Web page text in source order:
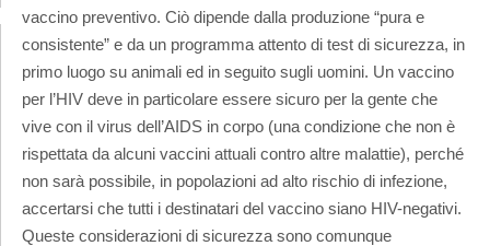
vaccino preventivo. Ciò dipende dalla produzione “pura e
consistente” e da un programma attento di test di sicurezza, in
primo luogo su animali ed in seguito sugli uomini. Un vaccino
per l’HIV deve in particolare essere sicuro per la gente che
vive con il virus dell’AIDS in corpo (una condizione che non è
rispettata da alcuni vaccini attuali contro altre malattie), perché
non sarà possibile, in popolazioni ad alto rischio di infezione,
accertarsi che tutti i destinatari del vaccino siano HIV-negativi.
Queste considerazioni di sicurezza sono comunque